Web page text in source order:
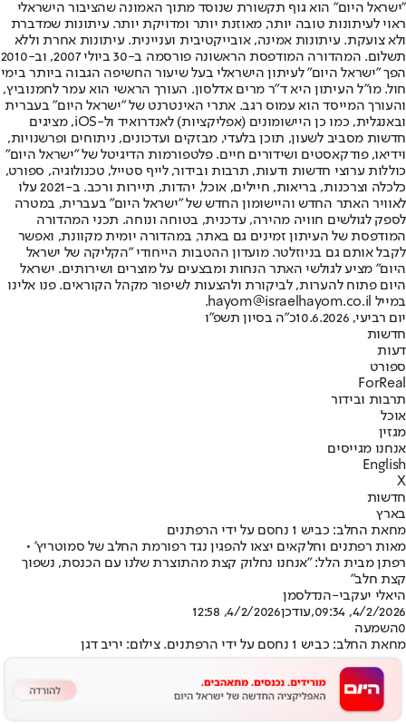
"ישראל היום" הוא גוף תקשורת שנוסד מתוך האמונה שהציבור הישראלי
ראוי לעיתונות טובה יותר, מאוזנת יותר ומדויקת יותר. עיתונות שמדברת
ולא צועקת. עיתונות אמינה, אובייקטיבית ועניינית. עיתונות אחרת וללא
תשלום. המהדורה המודפסת הראשונה פורסמה ב-30 ביולי 2007, וב-2010
הפך "ישראל היום" לעיתון הישראלי בעל שיעור החשיפה הגבוה ביותר בימי
חול. מו"ל העיתון היא ד"ר מרים אדלסון. העורך הראשי הוא עמר לחמנוביץ,
והעורך המייסד הוא עמוס רגב. אתרי האינטרנט של "ישראל היום" בעברית
ובאנגלית, כמו כן היישומונים (אפליקציות) לאנדרואיד ול-iOS, מציגים
חדשות מסביב לשעון, תוכן בלעדי, מבזקים ועדכונים, ניתוחים ופרשנויות,
וידיאו, פודקאסטים ושידורים חיים. פלטפורמות הדיגיטל של "ישראל היום"
כוללות ערוצי חדשות ודעות, תרבות ובידור, לייף סטייל, טכנולוגיה, ספורט,
כלכלה וצרכנות, בריאות, חיילים, אוכל, יהדות, תיירות ורכב. ב-2021 עלו
לאוויר האתר החדש והיישומון החדש של "ישראל היום" בעברית, במטרה
לספק לגולשים חוויה מהירה, עדכנית, בטוחה ונוחה. תכני המהדורה
המודפסת של העיתון זמינים גם באתר, במהדורה יומית מקוונת, ואפשר
לקבל אותם גם בניוזלטר. מועדון ההטבות הייחודי "הקליקה של ישראל
היום" מציע לגולשי האתר הנחות ומבצעים על מוצרים ושירותים. ישראל
היום פתוח להערות, לביקורת ולהצעות לשיפור מקהל הקוראים. פנו אלינו
במייל hayom@israelhayom.co.il.
יום רביעי, 10.6.2026
כ"ה בסיון תשפ"ו
חדשות
דעות
ספורט
ForReal
תרבות ובידור
אוכל
מגזין
אנחנו מגייסים
English
X
חדשות
בארץ
מחאת החלב: כביש 1 נחסם על ידי הרפתנים
מאות רפתנים וחלקאים יצאו להפגין נגד רפורמת החלב של סמוטריץ' •
רפתן מבית הלל: "אנחנו נחלוק קצת מהתוצרת שלנו עם הכנסת, נשפוך
קצת חלב"
היאלי יעקבי-הנדלסמן
4/2/2026, 09:34
,עודכן4/2/2026, 12:58
0השמעה
מחאת החלב: כביש 1 נחסם על ידי הרפתנים. צילום: יריב דגן